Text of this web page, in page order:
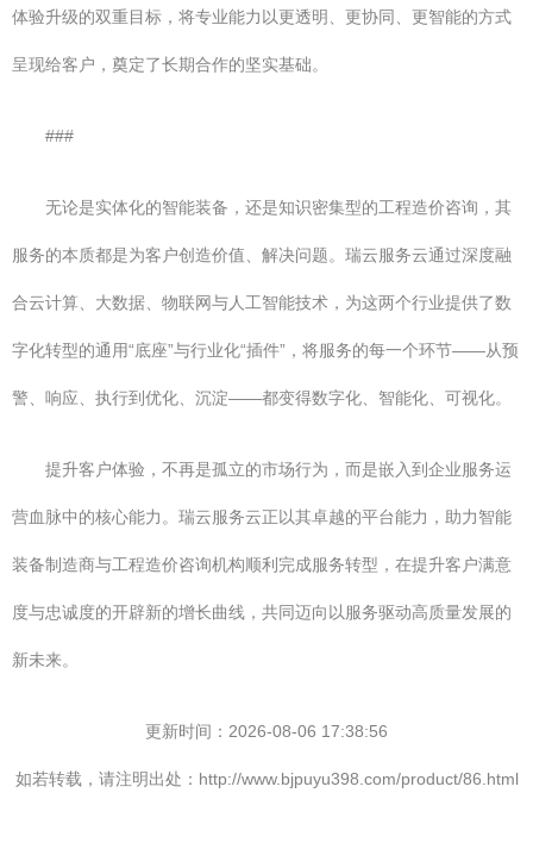
体验升级的双重目标，将专业能力以更透明、更协同、更智能的方式
呈现给客户，奠定了长期合作的坚实基础。
###
无论是实体化的智能装备，还是知识密集型的工程造价咨询，其
服务的本质都是为客户创造价值、解决问题。瑞云服务云通过深度融
合云计算、大数据、物联网与人工智能技术，为这两个行业提供了数
字化转型的通用“底座”与行业化“插件”，将服务的每一个环节——从预
警、响应、执行到优化、沉淀——都变得数字化、智能化、可视化。
提升客户体验，不再是孤立的市场行为，而是嵌入到企业服务运
营血脉中的核心能力。瑞云服务云正以其卓越的平台能力，助力智能
装备制造商与工程造价咨询机构顺利完成服务转型，在提升客户满意
度与忠诚度的开辟新的增长曲线，共同迈向以服务驱动高质量发展的
新未来。
更新时间：2026-08-06 17:38:56
如若转载，请注明出处：http://www.bjpuyu398.com/product/86.html